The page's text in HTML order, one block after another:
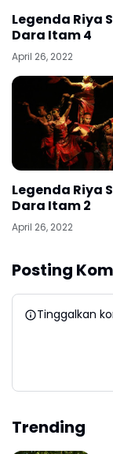
Legenda Riya
Dara Itam 4
April 26, 2022
Legenda Riya
Dara Itam 2
April 26, 2022
Posting
Tinggalkan
Trending